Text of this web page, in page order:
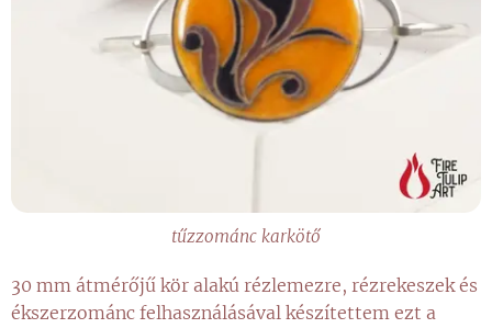
tűzzománc karkötő
30 mm átmérőjű kör alakú rézlemezre, rézrekeszek és
ékszerzománc felhasználásával készítettem ezt a